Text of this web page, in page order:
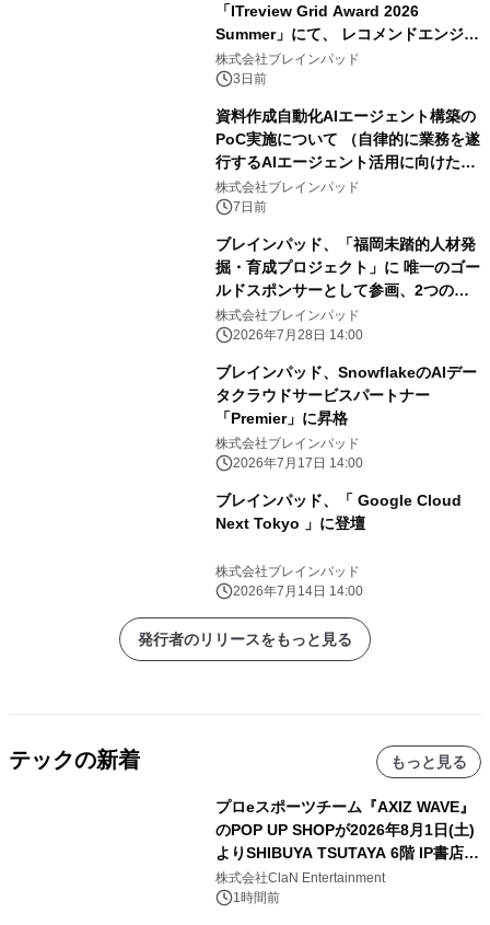
「ITreview Grid Award 2026
Summer」にて、 レコメンドエンジン
部門およびDMPツール部門の最高位
「Leader」を23期連続受賞
株式会社ブレインパッド
3日前
資料作成自動化AIエージェント構築の
PoC実施について （自律的に業務を遂
行するAIエージェント活用に向けた取
組み）
株式会社ブレインパッド
7日前
ブレインパッド、「福岡未踏的人材発
掘・育成プロジェクト」に 唯一のゴー
ルドスポンサーとして参画、2つの開
発課題で異能の発掘を開始
株式会社ブレインパッド
2026年7月28日 14:00
ブレインパッド、SnowflakeのAIデー
タクラウドサービスパートナー
「Premier」に昇格
株式会社ブレインパッド
2026年7月17日 14:00
ブレインパッド、「 Google Cloud
Next Tokyo 」に登壇
株式会社ブレインパッド
2026年7月14日 14:00
発行者のリリースをもっと見る
テックの新着 もっと見る
プロeスポーツチーム『AXIZ WAVE』
のPOP UP SHOPが2026年8月1日(土)
よりSHIBUYA TSUTAYA 6階 IP書店で
開催決定！！
株式会社ClaN Entertainment
1時間前